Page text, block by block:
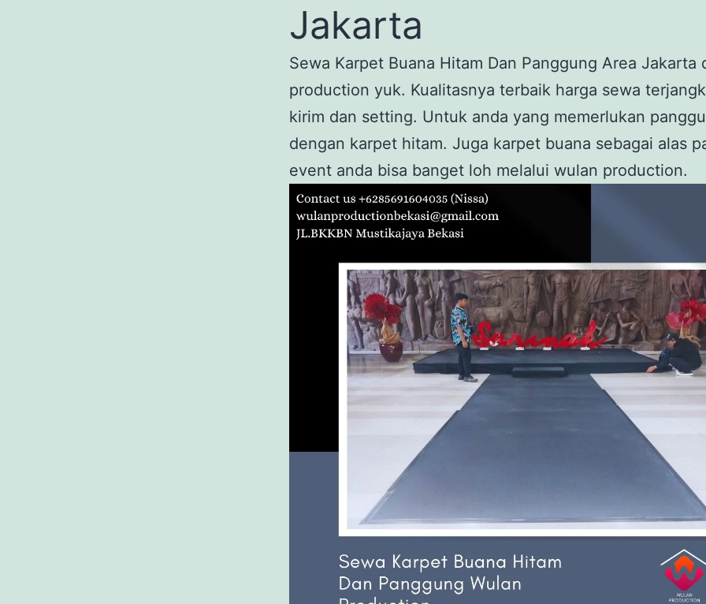
Jakarta
Sewa Karpet Buana Hitam Dan Panggung Area Jakarta
production yuk. Kualitasnya terbaik harga sewa
kirim dan setting. Untuk anda yang memerlukan
dengan karpet hitam. Juga karpet buana sebagai alas
event anda bisa banget loh melalui wulan production.